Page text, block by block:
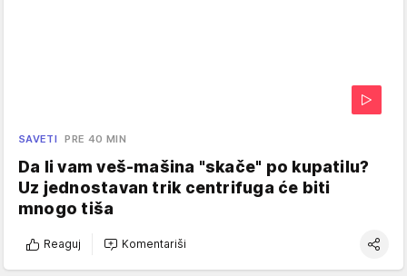
SAVETI PRE 40 MIN
Da li vam veš-mašina "skače" po kupatilu?
Uz jednostavan trik centrifuga će biti
mnogo tiša
Reaguj Komentariši